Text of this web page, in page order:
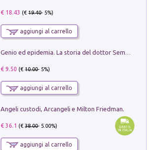
€ 18.43 (€19.40- 5%)
aggiungi al carrello
€ 9.50 (€10.00- 5%)
aggiungi al carrello
Angeli custodi, Arcangeli e Milton Friedman.
€ 36.1 (€38.00- 5.00%)
aggiungi al carrello